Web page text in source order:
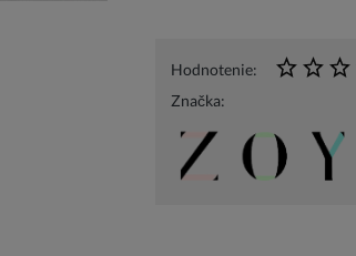
Hodnotenie:
Značka: